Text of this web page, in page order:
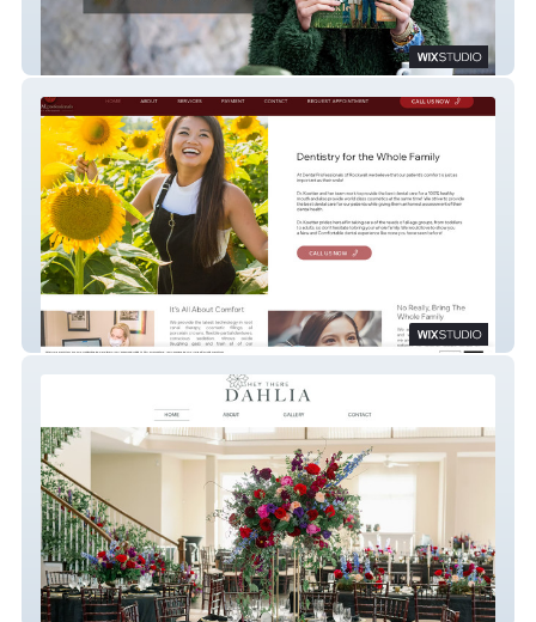
Chansen Publishing
Rockwall Dental Pros
Hey There Dahlia